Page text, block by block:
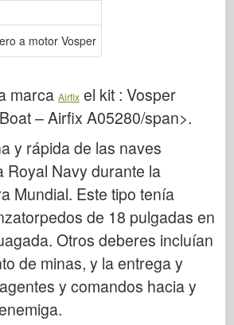
Osprey
a motor Vosper
marca Airfix el kit : Vosper
– Airfix A05280/span>.
y rápida de las naves
Royal Navy durante la
Mundial. Este tipo tenía
de 18 pulgadas en
Otros deberes incluían
de minas, y la entrega y
y comandos hacia y